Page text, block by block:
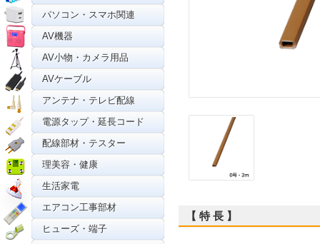
パソコン・スマホ関連
AV機器
AV小物・カメラ用品
AVケーブル
アンテナ・テレビ配線
電源タップ・延長コード
配線部材・テスター
理美容・健康
生活家電
エアコン工事部材
ヒューズ・端子
【 特 長 】